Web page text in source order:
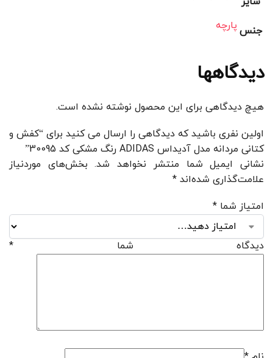
جنس پارچه
دیدگاهها
هیچ دیدگاهی برای این محصول نوشته نشده است.
اولین نفری باشید که دیدگاهی را ارسال می کنید برای “کفش و
کتانی مردانه مدل آدیداس ADIDAS رنگ مشکی کد 30095”
نشانی ایمیل شما منتشر نخواهد شد. بخش‌های موردنیاز
علامت‌گذاری شده‌اند *
امتیاز شما *
دیدگاه شما *